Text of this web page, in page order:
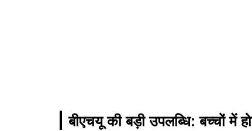
बीएचयू की बड़ी उपलब्धि: बच्चों में